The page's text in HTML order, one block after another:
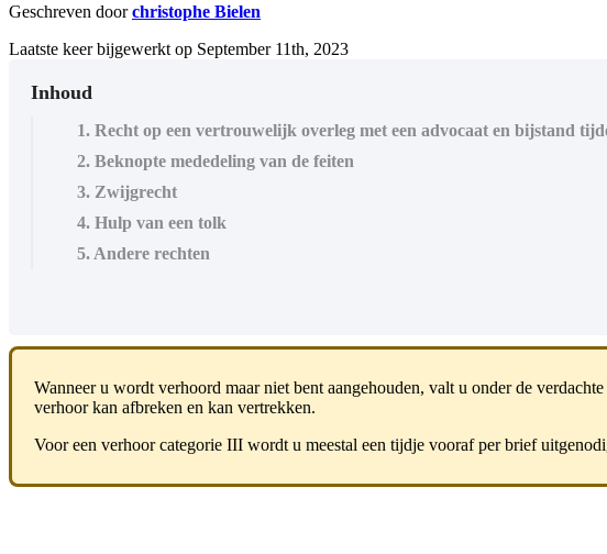
Geschreven doorchristophe Bielen
Laatste keer bijgewerkt op September 11th, 2023
Inhoud
1. Recht op een vertrouwelijk overleg met een advocaat en bijstand
2. Beknopte mededeling van de feiten
3. Zwijgrecht
4. Hulp van een tolk
5. Andere rechten
Wanneer u wordt verhoord maar niet bent aangehouden, valt u onder de
verhoor kan afbreken en kan vertrekken.
Voor een verhoor categorie III wordt u meestal een tijdje vooraf per brief